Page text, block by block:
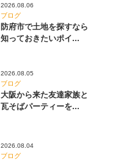
2026.08.06
ブログ
防府市で土地を探すなら
知っておきたいポイ...
2026.08.05
ブログ
大阪から来た友達家族と
瓦そばパーティーを...
2026.08.04
ブログ